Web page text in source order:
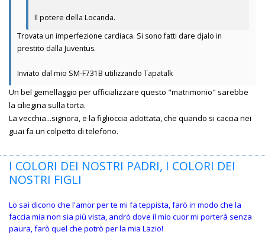
Il potere della Locanda.
Trovata un imperfezione cardiaca. Si sono fatti dare djalo in
prestito dalla Juventus.
Inviato dal mio SM-F731B utilizzando Tapatalk
Un bel gemellaggio per ufficializzare questo "matrimonio" sarebbe
la ciliegina sulla torta.
La vecchia...signora, e la figlioccia adottata, che quando si caccia nei
guai fa un colpetto di telefono.
I COLORI DEI NOSTRI PADRI, I COLORI DEI
NOSTRI FIGLI
Lo sai dicono che l'amor per te mi fa teppista, farò in modo che la
faccia mia non sia più vista, andrò dove il mio cuor mi porterà senza
paura, farò quel che potrò per la mia Lazio!